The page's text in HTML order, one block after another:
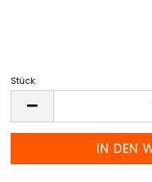
Stück: